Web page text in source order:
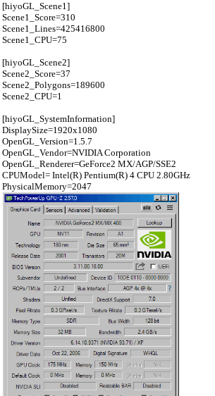
[hiyoGL_Scene1]
Scene1_Score=310
Scene1_Lines=425416800
Scene1_CPU=75
[hiyoGL_Scene2]
Scene2_Score=37
Scene2_Polygons=189600
Scene2_CPU=1
[hiyoGL_SystemInformation]
DisplaySize=1920x1080
OpenGL_Version=1.5.7
OpenGL_Vendor=NVIDIA Corporation
OpenGL_Renderer=GeForce2 MX/AGP/SSE2
CPUModel= Intel(R) Pentium(R) 4 CPU 2.80GHz
PhysicalMemory=2047